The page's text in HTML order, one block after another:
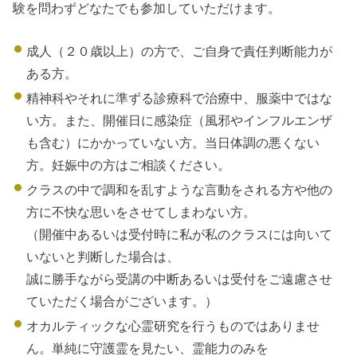
験を問わずどなたでも参加していただけます。
成人（２０歳以上）の方で、ご自身で責任判断能力が
ある方。
精神科やそれに準ずる診療科で治療中、服薬中ではな
い方。また、開催日に感染症（風邪やインフルエンザ
も含む）にかかっていない方。当日体調の悪くない
方。妊娠中の方はご相談ください。
クラスの中で調和を乱すような言動をされる方や他の
方に不快な思いをさせてしまわない方。
（開催中あるいは受付時に私が私のクラスには向いて
いないと判断した場合は、
誠に勝手ながら受講の中断あるいは受付をご遠慮させ
ていただく場合がございます。）
オカルティックな心霊研究を行うものではありませ
ん。単純に守護霊を見たい、霊能力のみを